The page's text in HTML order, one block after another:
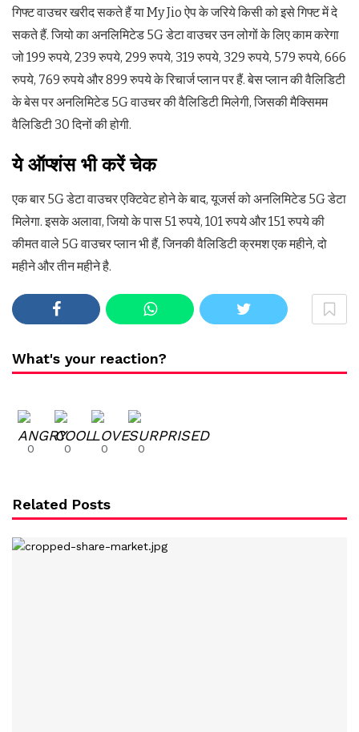
गिफ्ट वाउचर खरीद सकते हैं या My Jio ऐप के जरिये किसी को इसे गिफ्ट में दे
सकते हैं. जियो का अनलिमिटेड 5G डेटा वाउचर उन लोगों के लिए काम करेगा
जो 199 रुपये, 239 रुपये, 299 रुपये, 319 रुपये, 329 रुपये, 579 रुपये, 666
रुपये, 769 रुपये और 899 रुपये के रिचार्ज प्लान पर हैं. बेस प्लान की वैलिडिटी
के बेस पर अनलिमिटेड 5G वाउचर की वैलिडिटी मिलेगी, जिसकी मैक्सिमम
वैलिडिटी 30 दिनों की होगी.
ये ऑप्शंस भी करें चेक
एक बार 5G डेटा वाउचर एक्टिवेट होने के बाद, यूजर्स को अनलिमिटेड 5G डेटा
मिलेगा. इसके अलावा, जियो के पास 51 रुपये, 101 रुपये और 151 रुपये की
कीमत वाले 5G वाउचर प्लान भी हैं, जिनकी वैलिडिटी क्रमश एक महीने, दो
महीने और तीन महीने है.
What's your reaction?
0 0 0 0
Related Posts